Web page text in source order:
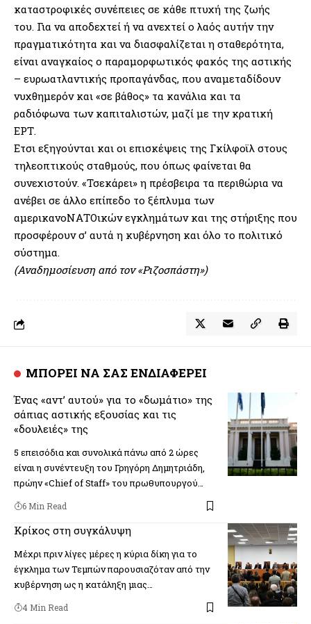
καταστροφικές συνέπειες σε κάθε πτυχή της ζωής
του. Για να αποδεχτεί ή να ανεχτεί ο λαός αυτήν την
πραγματικότητα και να διασφαλίζεται η σταθερότητα,
είναι αναγκαίος ο παραμορφωτικός φακός της αστικής
– ευρωατλαντικής προπαγάνδας, που αναμεταδίδουν
νυχθημερόν και «σε βάθος» τα κανάλια και τα
ραδιόφωνα των καπιταλιστών, μαζί με την κρατική
ΕΡΤ.
Ετσι εξηγούνται και οι επισκέψεις της Γκίλφοϊλ στους
τηλεοπτικούς σταθμούς, που όπως φαίνεται θα
συνεχιστούν. «Τσεκάρει» η πρέσβειρα τα περιθώρια να
ανέβει σε άλλο επίπεδο το ξέπλυμα των
αμερικανοΝΑΤΟικών εγκλημάτων και της στήριξης που
προσφέρουν σ’ αυτά η κυβέρνηση και όλο το πολιτικό
σύστημα.
(Αναδημοσίευση από τον «Ριζοσπάστη»)
ΜΠΟΡΕΙ ΝΑ ΣΑΣ ΕΝΔΙΑΦΕΡΕΙ
Ένας «αντ’ αυτού» για το «δωμάτιο» της
σάπιας αστικής εξουσίας και τις
«δουλειές» της
5 επεισόδια και συνολικά πάνω από 2 ώρες
είναι η συνέντευξη του Γρηγόρη Δημητριάδη,
πρώην «Chief of Staff» του πρωθυπουργού…
6 Min Read
Κρίκος στη συγκάλυψη
Μέχρι πριν λίγες μέρες η κύρια δίκη για το
έγκλημα των Τεμπών παρουσιαζόταν από την
κυβέρνηση ως η κατάληξη μιας…
4 Min Read